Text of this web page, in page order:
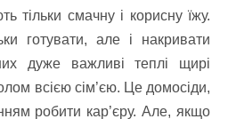
тільки смачну і корисну їжу.
готувати, але і накривати
дуже важливі теплі щирі
всією сім’єю. Це домосіди,
робити кар’єру. Але, якщо